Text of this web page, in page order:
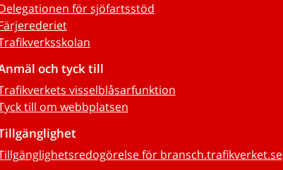
för sjöfartsstöd
och tyck till
visselblåsarfunktion
till om webbplatsen
för bransch.trafikverket.se